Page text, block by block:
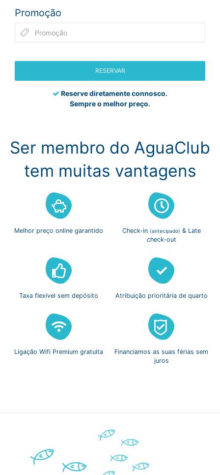
Promoção
RESERVAR
Reserve diretamente connosco.
Sempre o melhor preço.
Ser membro do AguaClub
tem muitas vantagens
Melhor preço online garantido Check-in (antecipado) & Late
check-out
Taxa flexível sem depósito Atribuição prioritária de quarto
Ligação Wifi Premium gratuita Financiamos as suas férias sem
juros